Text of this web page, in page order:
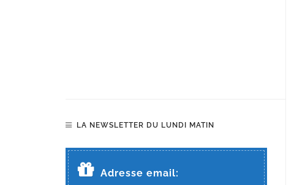
LA NEWSLETTER DU LUNDI MATIN
Adresse email: